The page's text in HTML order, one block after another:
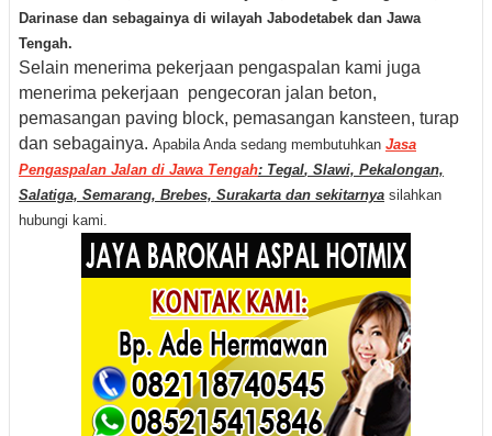
Darinase dan sebagainya di wilayah Jabodetabek dan Jawa
Tengah.
Selain menerima pekerjaan pengaspalan kami juga
menerima pekerjaan pengecoran jalan beton,
pemasangan paving block, pemasangan kansteen, turap
dan sebagainya. Apabila Anda sedang membutuhkan Jasa
Pengaspalan Jalan di Jawa Tengah: Tegal, Slawi, Pekalongan,
Salatiga, Semarang, Brebes, Surakarta dan sekitarnya silahkan
hubungi kami.